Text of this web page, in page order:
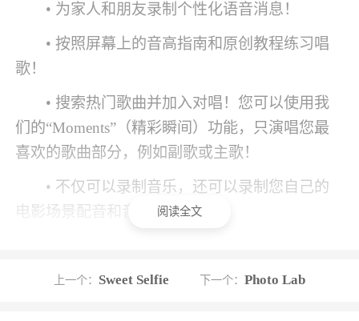
• 为家人和朋友录制个性化语音消息！
• 按照屏幕上的音高指南和原创教程练习唱
歌！
• 搜索热门歌曲并加入对唱！您可以使用我
们的“Moments”（精彩瞬间）功能，只演唱您最
喜欢的歌曲部分，例如副歌或主歌！
• 不仅可以录制音乐，还可以录制您自己的
电影场景配音和音乐剧等等！
阅读全文
上一个： Sweet Selfie 下一个：Photo Lab